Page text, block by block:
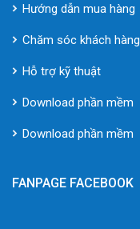
Hướng dẫn mua hàng
Chăm sóc khách hàng
Hỗ trợ kỹ thuật
Download phần mềm
Download phần mềm
FANPAGE FACEBOOK